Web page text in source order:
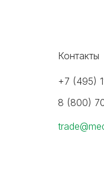
Контакты
+7 (495)
8 (800)